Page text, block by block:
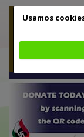
Usamos